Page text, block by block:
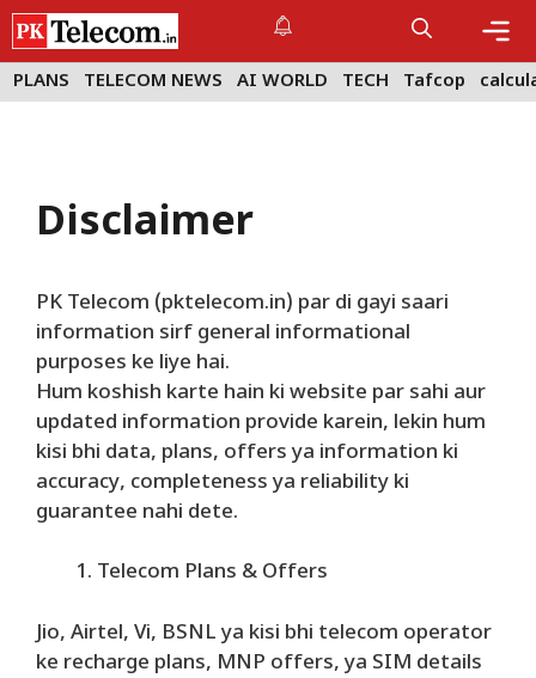
Skip
to
content
PLANS TELECOM NEWS AI WORLD TECH Tafcop
Disclaimer
PK Telecom (pktelecom.in) par di gayi saari
information sirf general informational
purposes ke liye hai.
Hum koshish karte hain ki website par sahi aur
updated information provide karein, lekin hum
kisi bhi data, plans, offers ya information ki
accuracy, completeness ya reliability ki
guarantee nahi dete.
Telecom Plans & Offers
Jio, Airtel, Vi, BSNL ya kisi bhi telecom operator
ke recharge plans, MNP offers, ya SIM details